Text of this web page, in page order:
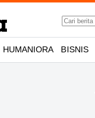
No
results
HUMANIORA BISNIS